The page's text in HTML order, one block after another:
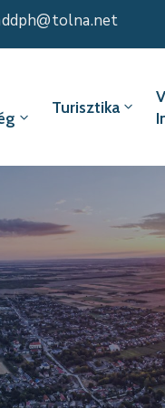
Turisztika